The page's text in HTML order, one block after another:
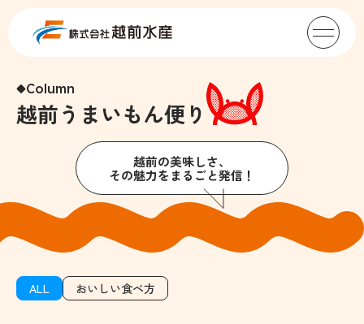
Column
越前うまいもん便り
越前の美味しさ、
その魅力をまるごと発信！
ALL おいしい食べ方